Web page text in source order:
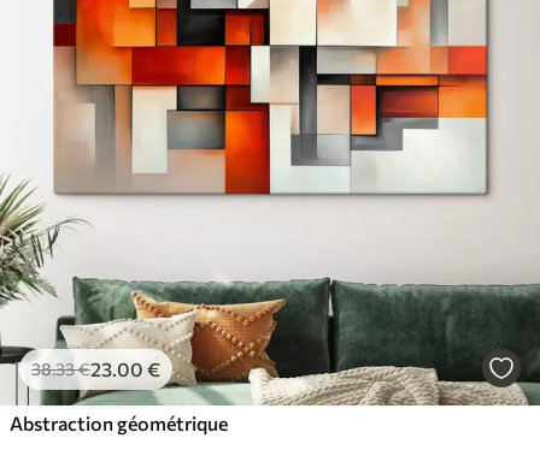
38.33€23.00 €
Abstraction géométrique